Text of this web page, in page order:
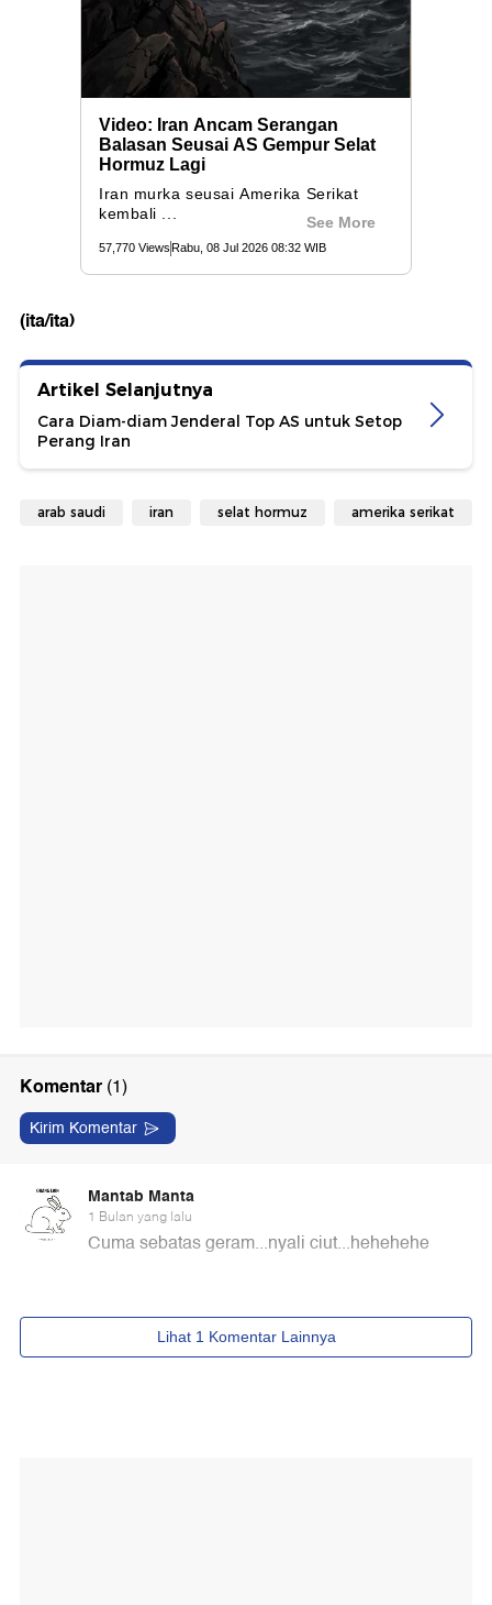
(ita/ita)
Artikel Selanjutnya
Cara Diam-diam Jenderal Top AS untuk Setop
Perang Iran
arab saudi iran selat hormuz amerika serikat